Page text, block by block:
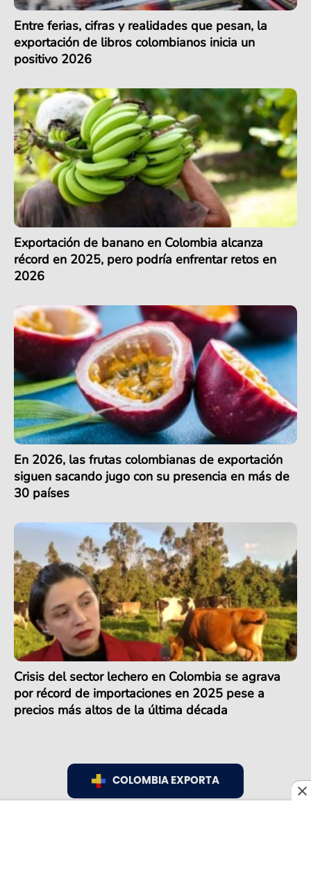
Entre ferias, cifras y realidades que pesan, la
exportación de libros colombianos inicia un
positivo 2026
Exportación de banano en Colombia alcanza
récord en 2025, pero podría enfrentar retos en
2026
En 2026, las frutas colombianas de exportación
siguen sacando jugo con su presencia en más de
30 países
Crisis del sector lechero en Colombia se agrava
por récord de importaciones en 2025 pese a
precios más altos de la última década
COLOMBIA EXPORTA